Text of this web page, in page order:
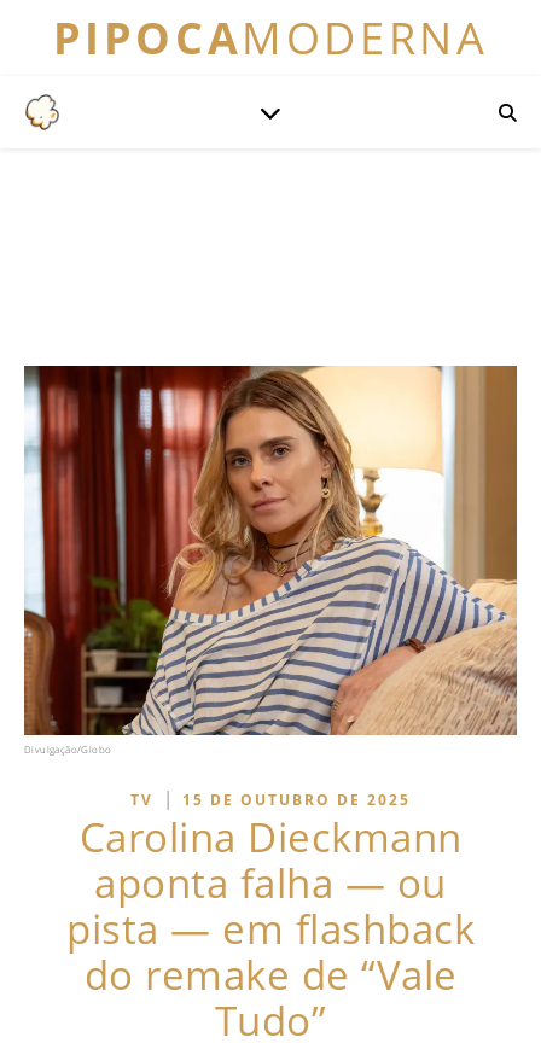
PIPOCAMODERNA
Divulgação/Globo
TV | 15 DE OUTUBRO DE 2025
Carolina Dieckmann
aponta falha — ou
pista — em flashback
do remake de “Vale
Tudo”